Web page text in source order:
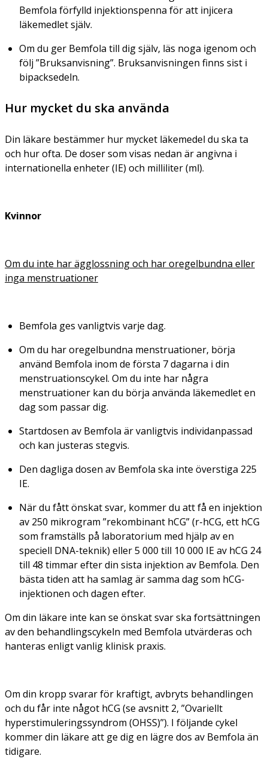
Bemfola förfylld injektionspenna för att injicera
läkemedlet själv.
Om du ger Bemfola till dig själv, läs noga igenom och
följ ”Bruksanvisning”. Bruksanvisningen finns sist i
bipacksedeln.
Hur mycket du ska använda
Din läkare bestämmer hur mycket läkemedel du ska ta
och hur ofta. De doser som visas nedan är angivna i
internationella enheter (IE) och milliliter (ml).
Kvinnor
Om du inte har ägglossning och har oregelbundna eller
inga menstruationer
Bemfola ges vanligtvis varje dag.
Om du har oregelbundna menstruationer, börja
använd Bemfola inom de första 7 dagarna i din
menstruationscykel. Om du inte har några
menstruationer kan du börja använda läkemedlet en
dag som passar dig.
Startdosen av Bemfola är vanligtvis individanpassad
och kan justeras stegvis.
Den dagliga dosen av Bemfola ska inte överstiga 225
IE.
När du fått önskat svar, kommer du att få en injektion
av 250 mikrogram ”rekombinant hCG” (r-hCG, ett hCG
som framställs på laboratorium med hjälp av en
speciell DNA-teknik) eller 5 000 till 10 000 IE av hCG 24
till 48 timmar efter din sista injektion av Bemfola. Den
bästa tiden att ha samlag är samma dag som hCG-
injektionen och dagen efter.
Om din läkare inte kan se önskat svar ska fortsättningen
av den behandlingscykeln med Bemfola utvärderas och
hanteras enligt vanlig klinisk praxis.
Om din kropp svarar för kraftigt, avbryts behandlingen
och du får inte något hCG (se avsnitt 2, ”Ovariellt
hyperstimuleringssyndrom (OHSS)”). I följande cykel
kommer din läkare att ge dig en lägre dos av Bemfola än
tidigare.